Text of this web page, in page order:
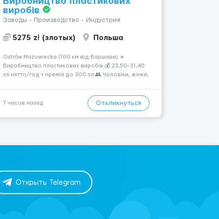
виробів
Заводы - Производство - Индустрия
5275 zł (злотых) Польша
Ostrów Mazowiecka (100 км від Варшави) 🔹
Виробництво пластикових виробів 💰 23,50–31,40
зл нетто/год + премія до 300 зл 👥 Чоловіки, жінки,
— 400 зл. 📦 Обов...
7 часов назад Откликнуться
Открыть Telegram